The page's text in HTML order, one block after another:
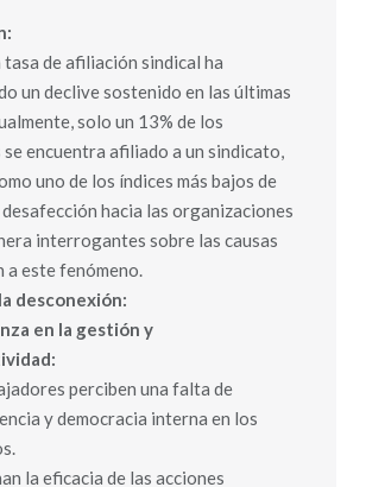
tasa de afiliación sindical ha
un declive sostenido en las últimas
solo un 13% de los
encuentra afiliado a un sindicato,
uno de los índices más bajos de
hacia las organizaciones
interrogantes sobre las causas
a este fenómeno.
desconexión:
en la gestión y
perciben una falta de
y democracia interna en los
la eficacia de las acciones